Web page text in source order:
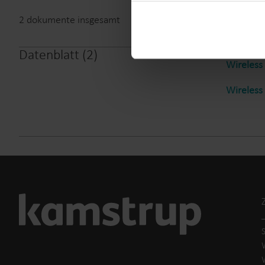
You can at any time
2 dokumente insgesamt
Datenblatt (2)